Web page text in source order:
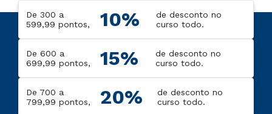
De 300 a
599,99 pontos,
10%
de desconto no
curso todo.
De 600 a
699,99 pontos,
15%
de desconto no
curso todo.
De 700 a
799,99 pontos,
20%
de desconto no
curso todo.